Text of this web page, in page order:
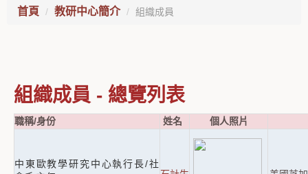
首頁 教研中心簡介 組織成員
組織成員 - 總覽列表
職稱/身份 姓名 個人照片
中東歐教學研究中心執行長/社